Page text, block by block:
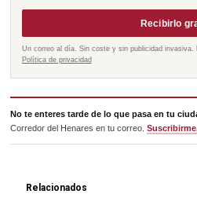
Recibirlo
Un correo al día. Sin coste y sin publicidad invasiva.
Política de privacidad
No te enteres tarde de lo que pasa en tu
Corredor del Henares en tu correo.
Relacionados